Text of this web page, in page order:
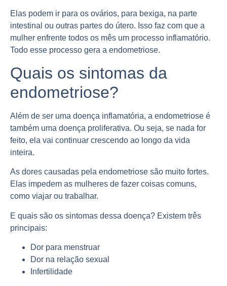
Elas podem ir para os ovários, para bexiga, na parte
intestinal ou outras partes do útero. Isso faz com que a
mulher enfrente todos os mês um processo inflamatório.
Todo esse processo gera a endometriose.
Quais os sintomas da
endometriose?
Além de ser uma doença inflamatória, a endometriose é
também uma doença proliferativa. Ou seja, se nada for
feito, ela vai continuar crescendo ao longo da vida
inteira.
As dores causadas pela endometriose são muito fortes.
Elas impedem as mulheres de fazer coisas comuns,
como viajar ou trabalhar.
E quais são os sintomas dessa doença? Existem três
principais:
Dor para menstruar
Dor na relação sexual
Infertilidade